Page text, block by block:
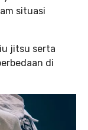
situasi
jitsu serta
di